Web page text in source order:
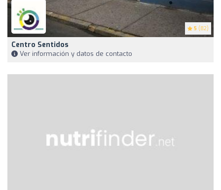
5 (82)
Centro Sentidos
Ver información y datos de contacto